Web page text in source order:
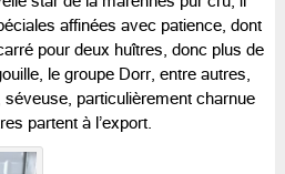
affinées avec patience, dont
pour deux huîtres, donc plus de
le groupe Dorr, entre autres,
particulièrement charnue
partent à l’export.